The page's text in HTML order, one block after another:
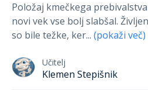
Položaj kmečkega
novi vek vse bolj slabšal.
so bile težke, ker... (pokaži več)
Učitelj
Klemen Stepišnik